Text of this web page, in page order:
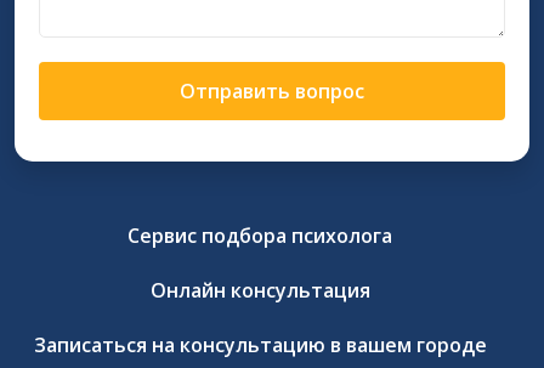
Отправить вопрос
Сервис подбора психолога
Онлайн консультация
Записаться на консультацию в вашем городе